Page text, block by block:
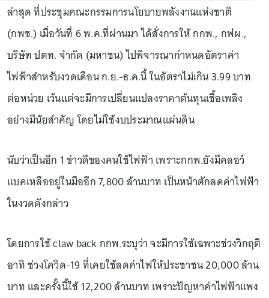
ล่าสุด ที่ประชุมคณะกรรมการนโยบายพลังงานแห่งชาติ
(กพช.) เมื่อวันที่ 6 พ.ค.ที่ผ่านมา ได้สั่งการให้ กกพ., กฟผ.,
บริษัท ปตท. จำกัด (มหาชน) ไปพิจารณากำหนดอัตราค่า
ไฟฟ้าสำหรับงวดเดือน ก.ย.-ธ.ค.นี้ ในอัตราไม่เกิน 3.99 บาท
ต่อหน่วย เว้นแต่จะมีการเปลี่ยนแปลงราคาต้นทุนเชื้อเพลิง
อย่างมีนัยสำคัญ โดยไม่ใช้งบประมาณแผ่นดิน
นับว่าเป็นอีก 1 ข่าวดีของคนใช้ไฟฟ้า เพราะกกพ.ยังมีคลอว์
แบคเหลืออยู่ในมืออีก 7,800 ล้านบาท เป็นหน้าตักลดค่าไฟฟ้า
ในงวดดังกล่าว
โดยการใช้ claw back กกพ.ระบุว่า จะมีการใช้เฉพาะช่วงวิกฤติ
อาทิ ช่วงโควิด-19 ที่เคยใช้ลดค่าไฟให้ประชาชน 20,000 ล้าน
บาท และครั้งนี้ใช้ 12,200 ล้านบาท เพราะปัญหาค่าไฟฟ้าแพง